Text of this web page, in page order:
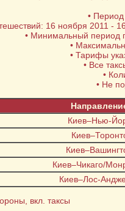
•
16 ноября 2011 -
• Минимальный период
•
• Тарифы
• Все
•
• Не
Киев–Нью-
Киев–Чикаго/
Киев–Лос-
вкл. таксы